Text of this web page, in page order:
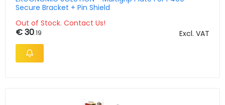
Secure Bracket + Pin Shield
Out of Stock. Contact Us!
€ 30.19 Excl. VAT